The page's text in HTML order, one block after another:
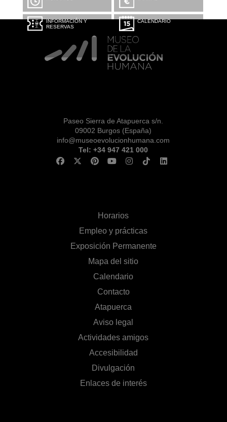
INFORMACIÓN Y
RESERVAS
CALENDARIO
Paseo Sierra de Atapuerca s/n.
09002 Burgos (España)
info@museoevolucionhumana.com
Tel: +34 947 421 000
Horarios
Empleo y prácticas
Exposición Permanente
Mapa del sitio
Calendario
Contacto
Atapuerca
Aviso legal
Actividades amigos
Accesibilidad
Divulgación
Enlaces de interés